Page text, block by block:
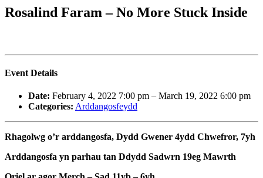
Rosalind Faram – No More Stuck Inside
Event Details
Date: February 4, 2022 7:00 pm – March 19, 2022 6:00 pm
Categories: Arddangosfeydd
Rhagolwg o’r arddangosfa, Dydd Gwener 4ydd Chwefror, 7yh
Arddangosfa yn parhau tan Ddydd Sadwrn 19eg Mawrth